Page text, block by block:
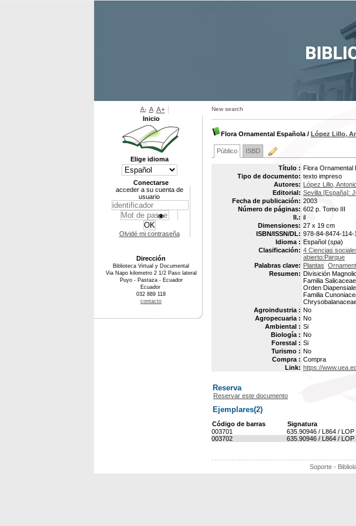
New search
Flora Ornamental Española / López Lillo,
Público ISBD
Título : Flora Ornamental
Tipo de documento: texto impreso
Autores: López Lillo,
Editorial: Sevilla [España]:
Fecha de publicación: 2003
Número de páginas: 602 p. Tomo III
Il.: il
Dimensiones: 27 x 19 cm
ISBN/ISSN/DL: 978-84-8474-114-1
Idioma : Español (spa)
Clasificación: 4 Ciencias
abierto:Parque
Palabras clave: Plantas
Resumen: Divisición
Familia
Orden
Familia
Agroindustria : No
Agropecuaria : No
Ambiental : Si
Biología : No
Forestal : Si
Turismo : No
Compra : Compra
Link: https://
Reserva
Reservar este documento
Ejemplares(2)
Código de barras Signatura
003701
635.90946 / L864 / LOP
003702
635.90946 / L864 / LOP
Soporte -
A- A A+
Inicio
Elige idioma
Conectarse
acceder a su cuenta de
usuario
Olvidé mi contraseña
Dirección
Biblioteca Virtual y Documental
Via Napo kilometro 2 1/2 Paso lateral
Puyo - Pastaza - Ecuador
Ecuador
032 889 118
contacto